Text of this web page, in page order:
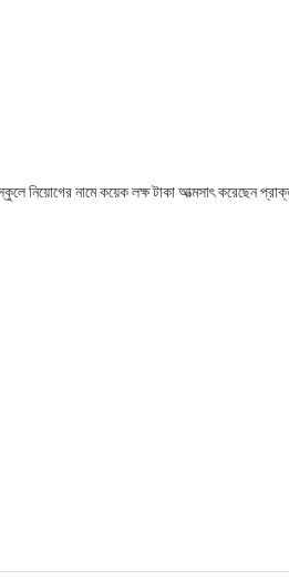
নামে কয়েক লক্ষ টাকা আত্মসাৎ করেছেন প্রাক্তন